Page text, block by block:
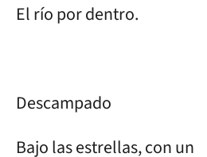
El río por dentro.
Descampado
Bajo las estrellas, con un